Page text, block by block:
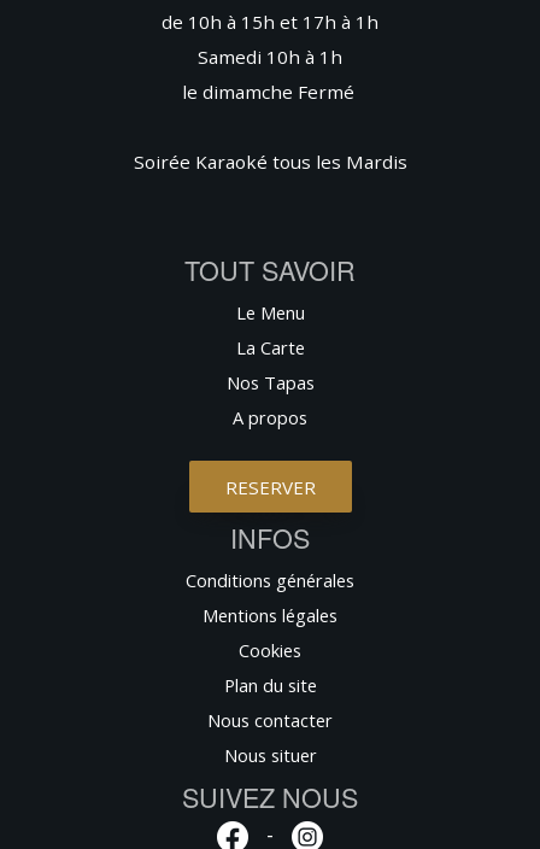
de 10h à 15h et 17h à 1h
Samedi 10h à 1h
le dimamche Fermé
Soirée Karaoké tous les Mardis
TOUT SAVOIR
Le Menu
La Carte
Nos Tapas
A propos
RESERVER
INFOS
Conditions générales
Mentions légales
Cookies
Plan du site
Nous contacter
Nous situer
SUIVEZ NOUS
-